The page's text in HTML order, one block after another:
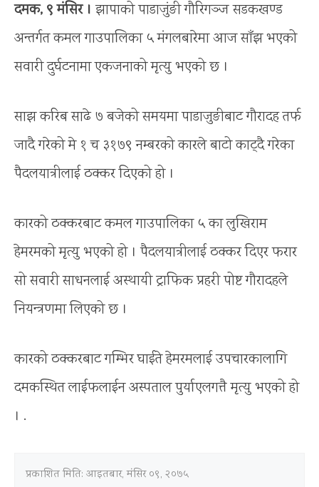
दमक, ९ मंसिर । झापाको पाडाजुंङी गौरिगञ्ज सडकखण्ड
अन्तर्गत कमल गाउपालिका ५ मंगलबारेमा आज साँझ भएको
सवारी दुर्घटनामा एकजनाको मृत्यु भएको छ ।
साझ करिब साढे ७ बजेको समयमा पाडाजुङीबाट गौरादह तर्फ
जादै गरेको मे १ च ३१७९ नम्बरको कारले बाटो काट्दै गरेका
पैदलयात्रीलाई ठक्कर दिएको हो ।
कारको ठक्करबाट कमल गाउपालिका ५ का लुखिराम
हेमरमको मृत्यु भएको हो । पैदलयात्रीलाई ठक्कर दिएर फरार
सो सवारी साधनलाई अस्थायी ट्राफिक प्रहरी पोष्ट गौरादहले
नियन्त्रणमा लिएको छ ।
कारको ठक्करबाट गम्भिर घाईते हेमरमलाई उपचारकालागि
दमकस्थित लाईफलाईन अस्पताल पुर्याएलगत्तै मृत्यु भएको हो
। .
प्रकाशित मिति: आइतबार, मंसिर ०९, २०७५